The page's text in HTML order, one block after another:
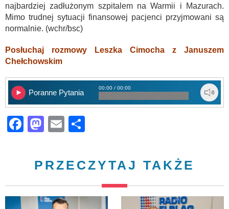
najbardziej zadłużonym szpitalem na Warmii i Mazurach.
Mimo trudnej sytuacji finansowej pacjenci przyjmowani są
normalnie. (wchr/bsc)
Posłuchaj rozmowy Leszka Cimocha z Januszem
Chełchowskim
Poranne Pytania
00:00 / 00:00
Facebook
Mastodon
Email
PRZECZYTAJ TAKŻE